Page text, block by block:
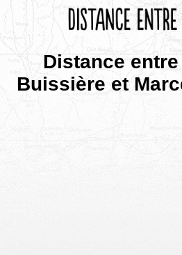
Distance
Buissière et